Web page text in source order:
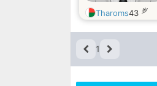
Tharoms43 岁
1